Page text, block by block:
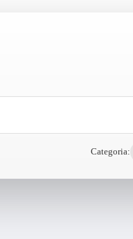
Categoria: